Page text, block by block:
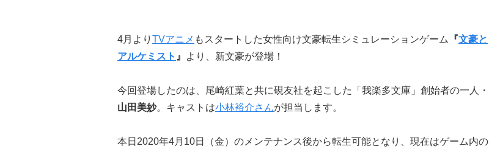
4月より TVアニメ もスタートした女性向け文豪転生シミュレーションゲーム 『文豪と
アルケミスト 』 より、新文豪が登場！
今回登場したのは、尾崎紅葉と共に硯友社を起こした「我楽多文庫」創始者の一人・
山田美妙。キャストは小林裕介さんが担当します。
本日2020年4月10日（金）のメンテナンス後から転生可能となり、現在はゲーム内の